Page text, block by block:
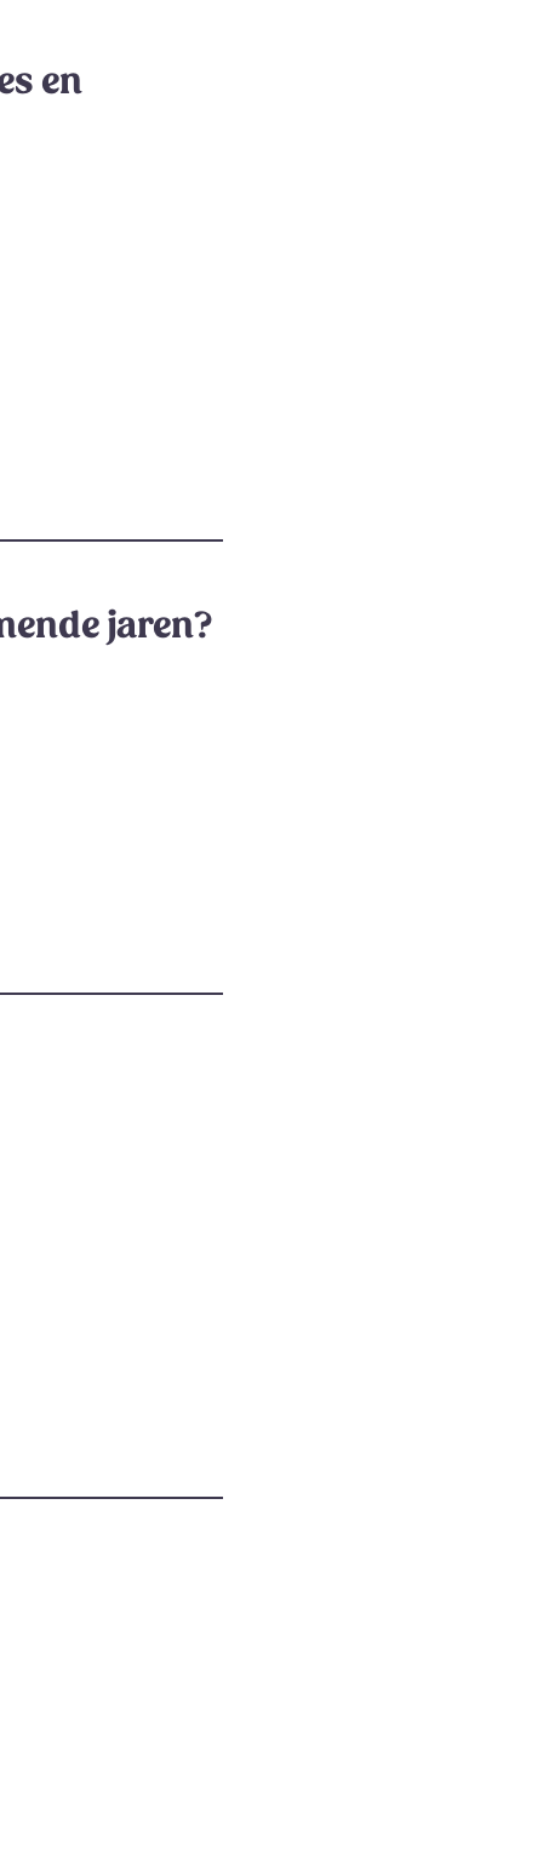
en
jaren?